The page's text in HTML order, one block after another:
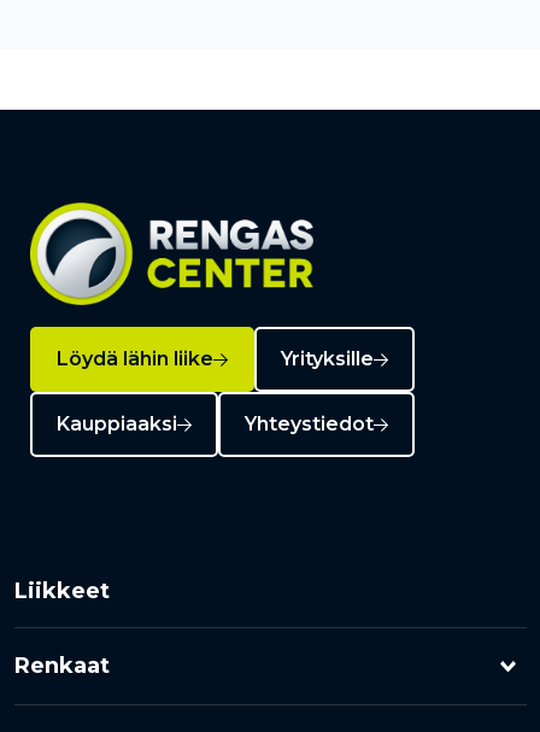
Löydä lähin liike Yrityksille
Kauppiaaksi Yhteystiedot
Liikkeet
Renkaat
Henkilöauton renkaat